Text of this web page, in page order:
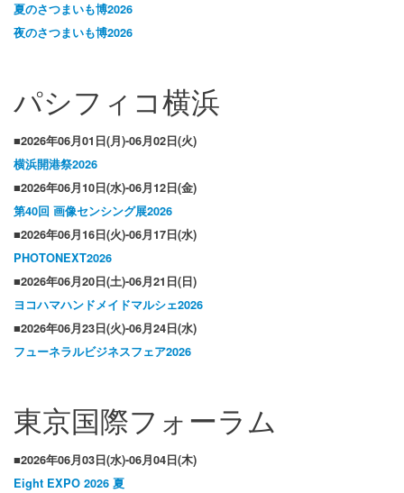
夏のさつまいも博2026
夜のさつまいも博2026
パシフィコ横浜
■2026年06月01日(月)-06月02日(火)
横浜開港祭2026
■2026年06月10日(水)-06月12日(金)
第40回 画像センシング展2026
■2026年06月16日(火)-06月17日(水)
PHOTONEXT2026
■2026年06月20日(土)-06月21日(日)
ヨコハマハンドメイドマルシェ2026
■2026年06月23日(火)-06月24日(水)
フューネラルビジネスフェア2026
東京国際フォーラム
■2026年06月03日(水)-06月04日(木)
Eight EXPO 2026 夏